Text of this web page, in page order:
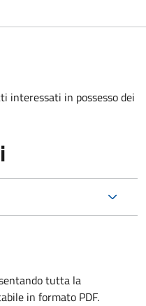
interessati in possesso dei
tutta la
in formato PDF.